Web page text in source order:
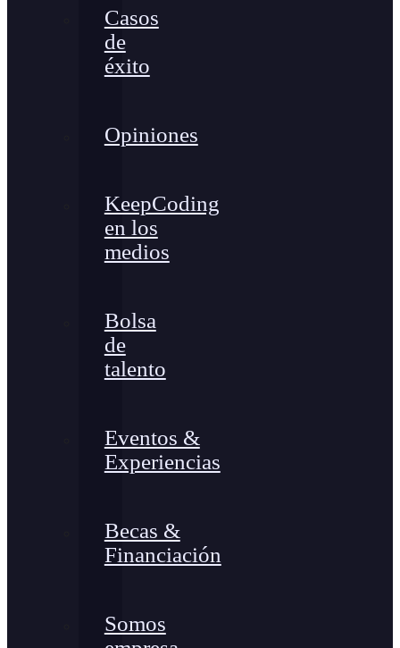
Casos
de
éxito
Opiniones
KeepCoding
en los
medios
Bolsa
de
talento
Eventos &
Experiencias
Becas &
Financiación
Somos